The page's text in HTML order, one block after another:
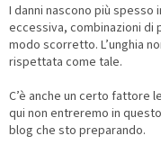
I danni nascono più spesso
eccessiva, combinazioni di
modo scorretto. L’unghia
rispettata come tale.
C’è anche un certo fattore
qui non entreremo in
blog che sto preparando.